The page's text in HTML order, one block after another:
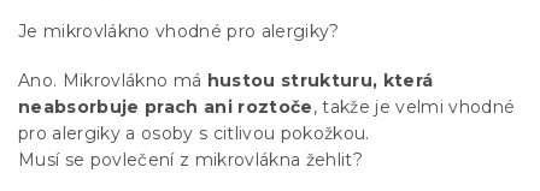
Je mikrovlákno vhodné pro alergiky?
Ano. Mikrovlákno má hustou strukturu, která
neabsorbuje prach ani roztoče, takže je velmi vhodné
pro alergiky a osoby s citlivou pokožkou.
Musí se povlečení z mikrovlákna žehlit?